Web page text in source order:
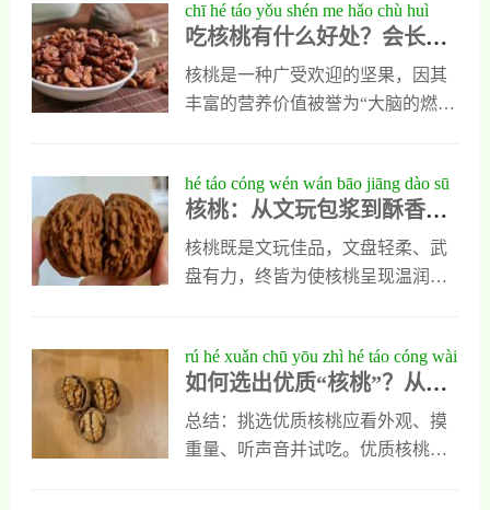
的作用。2、核桃树
仁如何去皮 核桃仁去皮妙招1、开
水浸泡后去皮大家想去掉核桃仁的
表皮，可以先把它们放在开水中浸
泡，浸泡时可以加入少量的食用
表皮，就能让表皮大
皮的功效与作用还有很多，但它在
使用时也有一些禁忌，大家最好在
使用野核桃皮以前多做了解。野核
桃皮的功效与作用1、舒通经络野核
骨，它能用于人类骨关节疾病和肢
体麻木疼痛等症的治疗，治疗效果
特别好，在需要的时候可以把它晒
干以后煎水喝，多数患者服用后症
用于人体的血管和提
chī hé táo yǒu shén me hǎo chù huì
zhǎng pàng ma quán miàn jiě xī hé táo
de yíng yǎng yǔ jiàn kāng jià zhí
吃核桃有什么好处？会长胖
吗？全面解析核桃的营养与
健康价值
核桃是一种广受欢迎的坚果，因其
丰富的营养价值被誉为“大脑的燃
康。研究表明，合理搭配饮食并控
制总热量的情况下，吃核桃反而可
能有助于体重管理。同时，核桃中
的镁元素也有助于改善代谢功能，
hé táo cóng wén wán bāo jiāng dào sū
xiāng měi shí de duō yuán mèi lì
核桃：从文玩包浆到酥香美
食的多元魅力
核桃既是文玩佳品，文盘轻柔、武
盘有力，终皆为使核桃呈现温润包
以烤制金黄、果肉饱满者为佳。无
论盘玩还是入膳，挑选外壳紧致、
果仁均匀的新鲜核桃，方能兼顾其
观赏价值与香脆口感，尽享“掌中
rú hé xuǎn chū yōu zhì hé táo cóng wài
guān dào shǒu gǎn de quán miàn zǒng
jié
如何选出优质“核桃”？从外
观到手感的全面总结
总结：挑选优质核桃应看外观、摸
重量、听声音并试吃。优质核桃外